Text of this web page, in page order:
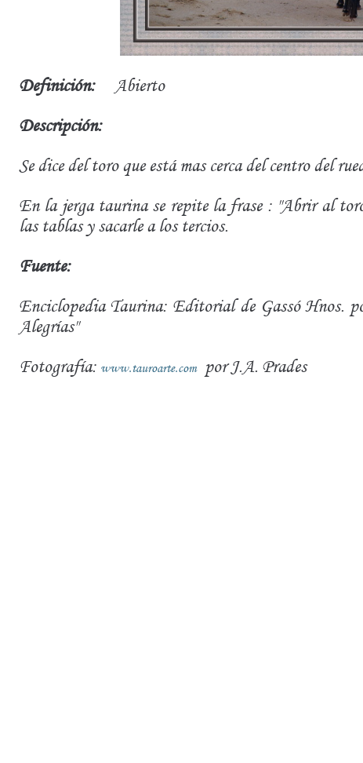
Definición:Abierto
Descripción:
Se dice del toro que está mas cerca del centro del
En la jerga taurina se repite la frase : "Abrir al
las tablas y sacarle a los tercios.
Fuente:
Enciclopedia Taurina: Editorial de Gassó Hnos.
Alegrías"
Fotografía: www.tauroarte.compor J.A. Prades